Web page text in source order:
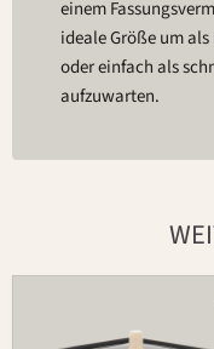
einem
ideale Größe um
oder einfach als
aufzuwarten.